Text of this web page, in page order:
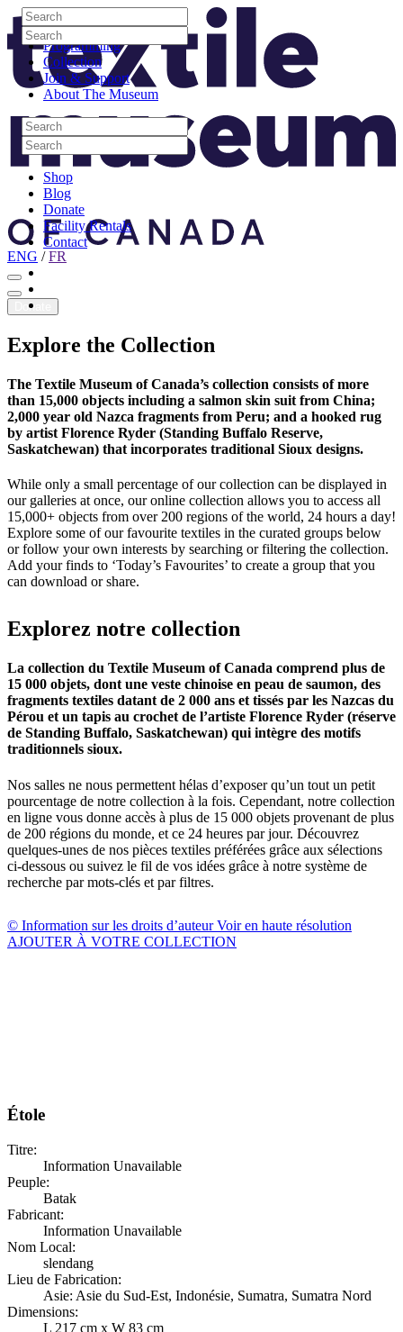
Skip to content
Visit
Programming
Collection
Join & Support
About The Museum
Search
Search
Search
Search
Shop
Blog
Donate
Facility Rentals
Contact
Youtube
Search
Search
Search
Search
Site Logo
ENG /FR
Donate
Explore the Collection
The Textile Museum of Canada’s collection consists of more
than 15,000 objects including a salmon skin suit from China;
2,000 year old Nazca fragments from Peru; and a hooked rug
by artist Florence Ryder (Standing Buffalo Reserve,
Saskatchewan) that incorporates traditional Sioux designs.
While only a small percentage of our collection can be displayed in
our galleries at once, our online collection allows you to access all
15,000+ objects from over 200 regions of the world, 24 hours a day!
Explore some of our favourite textiles in the curated groups below
or follow your own interests by searching or filtering the collection.
Add your finds to ‘Today’s Favourites’ to create a group that you
can download or share.
Explorez notre collection
La collection du Textile Museum of Canada comprend plus de
15 000 objets, dont une veste chinoise en peau de saumon, des
fragments textiles datant de 2 000 ans et tissés par les Nazcas du
Pérou et un tapis au crochet de l’artiste Florence Ryder (réserve
de Standing Buffalo, Saskatchewan) qui intègre des motifs
traditionnels sioux.
Nos salles ne nous permettent hélas d’exposer qu’un tout un petit
pourcentage de notre collection à la fois. Cependant, notre collection
en ligne vous donne accès à plus de 15 000 objets provenant de plus
de 200 régions du monde, et ce 24 heures par jour. Découvrez
quelques-unes de nos pièces textiles préférées grâce aux sélections
ci-dessous ou suivez le fil de vos idées grâce à notre système de
recherche par mots-clés et par filtres.
© Information sur les droits d’auteurVoir en haute résolution
AJOUTER À VOTRE COLLECTION
Étole
Titre:
Information Unavailable
Peuple:
Batak
Fabricant:
Information Unavailable
Nom Local:
slendang
Lieu de Fabrication:
Asie: Asie du Sud-Est, Indonésie, Sumatra, Sumatra Nord
Dimensions:
L 217 cm x W 83 cm